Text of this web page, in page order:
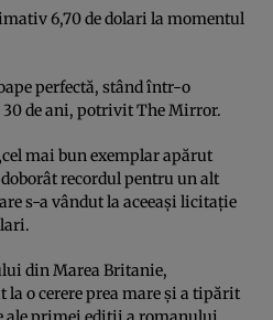
6,70 de dolari la momentul
perfectă, stând într-o
de ani, potrivit The Mirror.
mai bun exemplar apărut
recordul pentru un alt
s-a vândut la aceeași licitație
din Marea Britanie,
la o cerere prea mare și a tipărit